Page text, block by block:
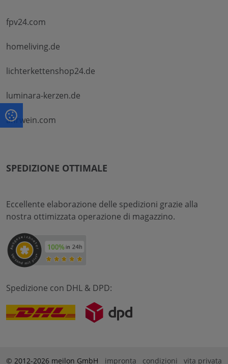
fpv24.com
homeliving.de
lichterkettenshop24.de
luminara-kerzen.de
ahrwein.com
SPEDIZIONE OTTIMALE
Eccellente elaborazione delle spedizioni grazie alla
nostra ottimizzata operazione di magazzino.
Spedizione con DHL & DPD:
© 2012-2026 meilon GmbH impronta condizioni vita privata